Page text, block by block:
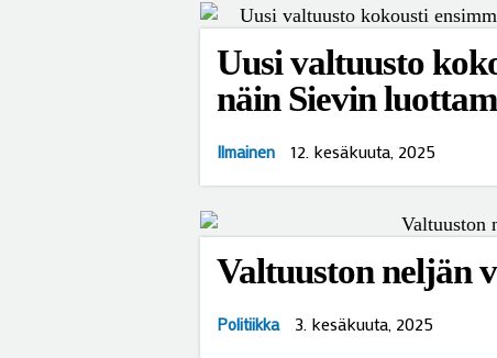
Uusi valtuusto
näin Sievin
Ilmainen 12. kesäkuuta, 2025
Valtuuston neljän
Politiikka 3. kesäkuuta, 2025